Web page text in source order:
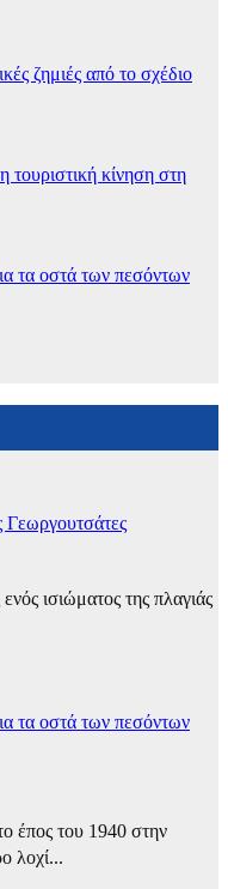
ζημιές από το σχέδιο
κίνηση στη
τα οστά των πεσόντων
ισιώματος της πλαγιάς
τα οστά των πεσόντων
έπος του 1940 στην
λοχί...